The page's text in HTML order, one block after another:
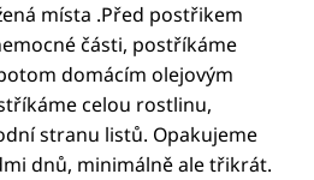
místa .Před postřikem
části, postříkáme
domácím olejovým
celou rostlinu,
stranu listů. Opakujeme
dnů, minimálně ale třikrát.